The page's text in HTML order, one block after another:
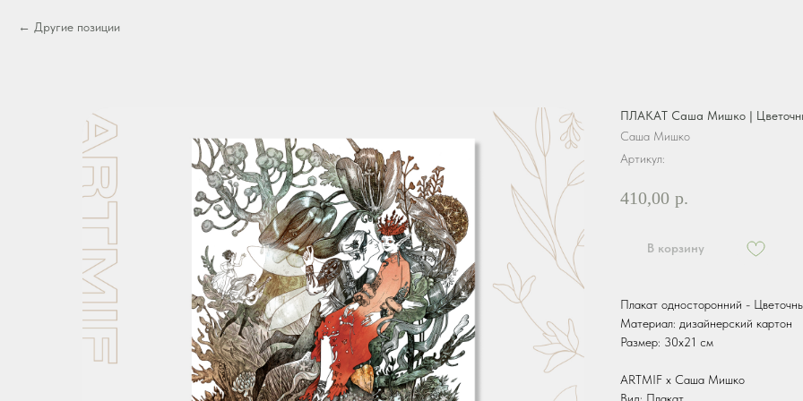
Другие позиции
ПЛАКАТ Саша Мишко |
Саша Мишко
Артикул:
410,00 р.
В корзину
Плакат односторонний -
Материал: дизайнерский картон
Размер: 30х21 см
ARTMIF х Саша Мишко